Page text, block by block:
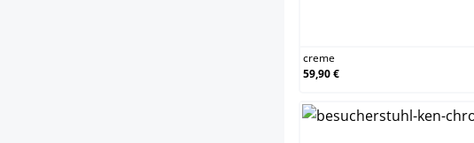
creme
59,90 €